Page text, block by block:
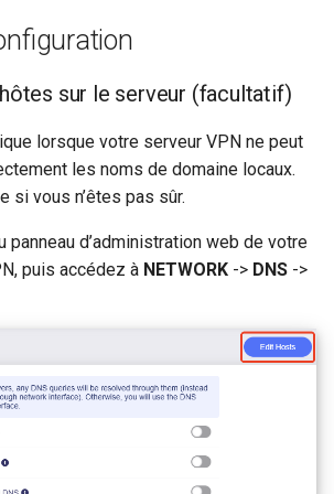
fonctionne pas
Bloque sur "Installing"
pendant la mise a jour du
firmware
Bloque sur "Reverting"
Bloque sur "Rebooting"
pendant le redemarrage du
Comment resoudre un
sur le serveur (facultatif)
lorsque votre serveur VPN ne peut
les noms de domaine locaux.
si vous n’êtes pas sûr.
panneau d’administration web de votre
puis accédez à NETWORK -> DNS ->